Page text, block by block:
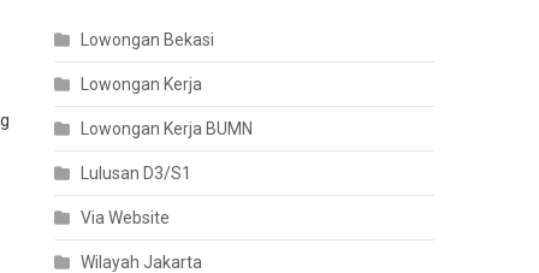
Lowongan Bekasi
Lowongan Kerja
Lowongan Kerja BUMN
Lulusan D3/S1
Via Website
Wilayah Jakarta